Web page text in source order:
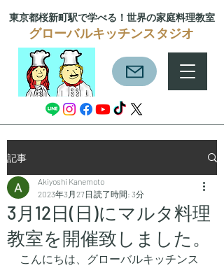
東京都桜新町駅で学べる！ 世界の家庭料理教室
グローバルキッチンスタジオ
記事
3月12日(日)にマルタ料理
教室を開催致しました。
Akiyoshi Kanemoto
2023年3月27日 読了時間: 3分
こんにちは、グローバルキッチンス